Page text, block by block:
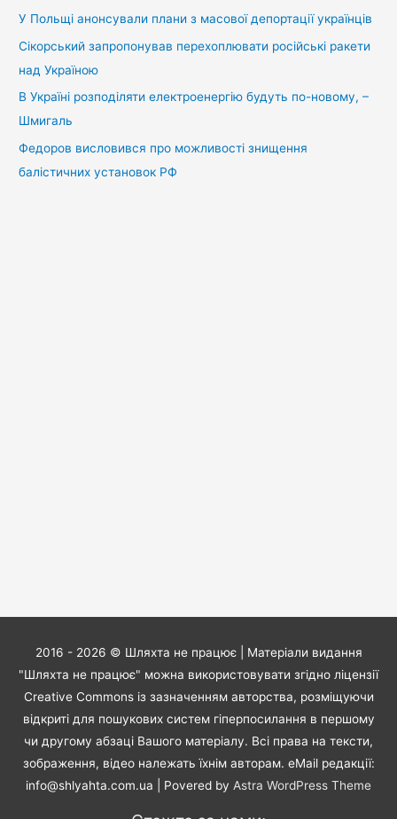
У Польщі анонсували плани з масової депортації українців
Сікорський запропонував перехоплювати російські ракети
над Україною
В Україні розподіляти електроенергію будуть по-новому, –
Шмигаль
Федоров висловився про можливості знищення
балістичних установок РФ
2016 - 2026 © Шляхта не працює| Матеріали видання
"Шляхта не працює" можна використовувати згідно ліцензії
Creative Commons із зазначенням авторства, розміщуючи
відкриті для пошукових систем гіперпосилання в першому
чи другому абзаці Вашого матеріалу. Всі права на тексти,
зображення, відео належать їхнім авторам. eMail редакції:
info@shlyahta.com.ua | Povered by Astra WordPress Theme